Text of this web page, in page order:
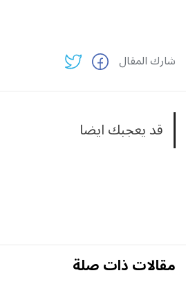
شارك المقال
قد يعجبك ايضا
مقالات ذات صلة